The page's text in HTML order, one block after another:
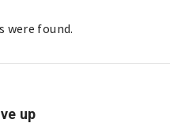
were found.
up